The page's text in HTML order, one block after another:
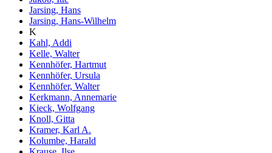
Jarsing, Hans
Jarsing, Hans-Wilhelm
K
Kahl, Addi
Kelle, Walter
Kennhöfer, Hartmut
Kennhöfer, Ursula
Kennhöfer, Walter
Kerkmann, Annemarie
Kieck, Wolfgang
Knoll, Gitta
Kramer, Karl A.
Kolumbe, Harald